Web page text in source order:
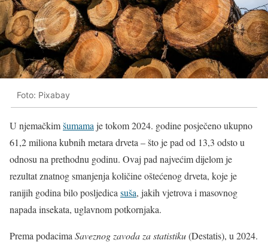
Foto: Pixabay
U njemačkimšumamaje tokom 2024. godine posječeno ukupno
61,2 miliona kubnih metara drveta – što je pad od 13,3 odsto u
odnosu na prethodnu godinu. Ovaj pad najvećim dijelom je
rezultat znatnog smanjenja količine oštećenog drveta, koje je
ranijih godina bilo posljedicasuša, jakih vjetrova i masovnog
napada insekata, uglavnom potkornjaka.
Prema podacimaSaveznog zavoda za statistiku(Destatis), u 2024.